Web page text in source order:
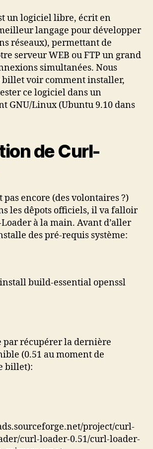
connexions
HTTP/FTP
simultanées
un logiciel libre, écrit en
langage pour développer
réseaux), permettant de
serveur WEB ou FTP un grand
simultanées. Nous
billet voir comment installer,
ce logiciel dans un
GNU/Linux (Ubuntu 9.10 dans
de Curl-
pas encore (des volontaires ?)
les dêpots officiels, il va falloir
à la main. Avant d’aller
des pré-requis système:
build-essential openssl
par récupérer la dernière
(0.51 au moment de
billet):
project/curl-
curl-loader-0.51/curl-loader-